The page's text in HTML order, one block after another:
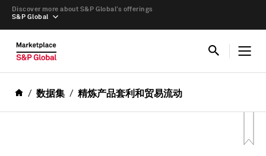
S&P Global
Discover more about S&P Global’s offerings
数据集 精炼产品套利和贸易流动